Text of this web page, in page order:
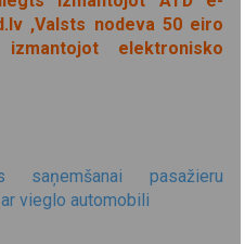
,Valsts nodeva 50 eiro
elektronisko
saņemšanai pasažieru
vieglo automobili